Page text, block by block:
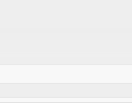
absteigen muss.